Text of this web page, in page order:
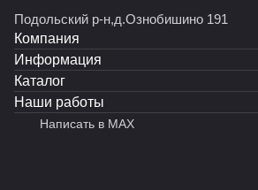
Подольский р-н,д.Ознобишино 191
Компания
Информация
Каталог
Наши работы
Написать в MAX